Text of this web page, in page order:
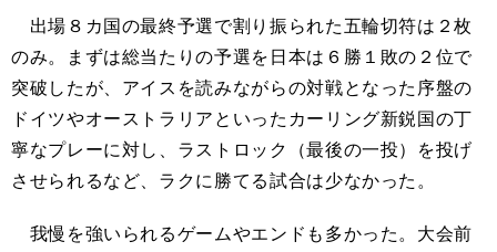
出場８カ国の最終予選で割り振られた五輪切符は２枚
のみ。まずは総当たりの予選を日本は６勝１敗の２位で
突破したが、アイスを読みながらの対戦となった序盤の
ドイツやオーストラリアといったカーリング新鋭国の丁
寧なプレーに対し、ラストロック（最後の一投）を投げ
させられるなど、ラクに勝てる試合は少なかった。
我慢を強いられるゲームやエンドも多かった。大会前